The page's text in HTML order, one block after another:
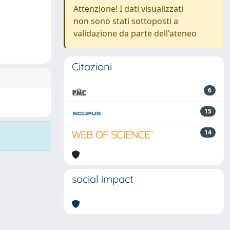
Attenzione! I dati visualizzati
non sono stati sottoposti a
validazione da parte dell'ateneo
Citazioni
6
15
14
social impact